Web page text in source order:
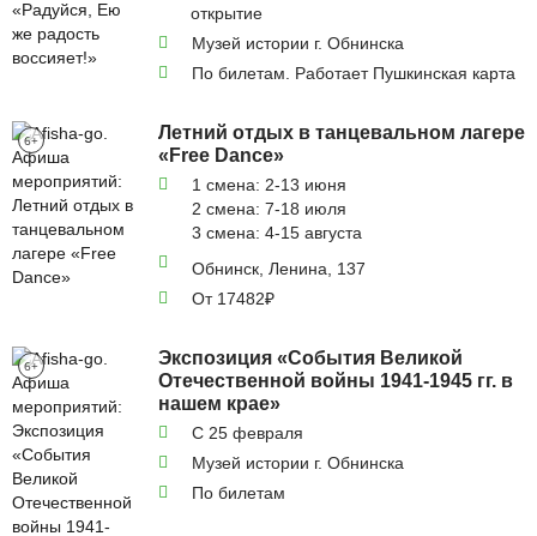
открытие
Музей истории г. Обнинска
По билетам. Работает Пушкинская карта
6+
Летний отдых в танцевальном лагере
«Free Dance»
1 смена: 2-13 июня
2 смена: 7-18 июля
3 смена: 4-15 августа
Обнинск, Ленина, 137
От 17482₽
6+
Экспозиция «События Великой
Отечественной войны 1941-1945 гг. в
нашем крае»
С 25 февраля
Музей истории г. Обнинска
По билетам